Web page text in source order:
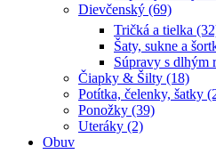
Dievčenský (69)
Tričká a tielka
Šaty, sukne a
Súpravy s dlhým
Čiapky & Šilty (18)
Potítka, čelenky, šatky
Ponožky (39)
Uteráky (2)
Obuv